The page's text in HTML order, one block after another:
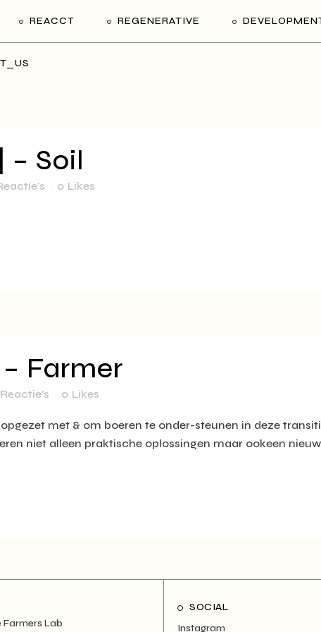
REACCT REGENERATIVE
– Soil
0 Likes
Farmer
0 Likes
met & om boeren te onder-steunen in deze
niet alleen praktische oplossingen maar ookeen
Farmers Lab
SOCIAL
Instagram